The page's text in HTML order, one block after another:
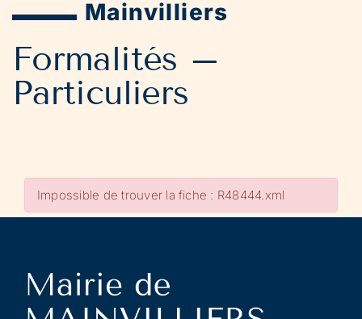
Mainvilliers
Formalités –
Particuliers
Impossible de trouver la fiche : R48444.xml